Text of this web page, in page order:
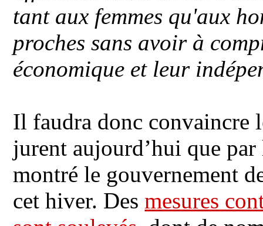
tant aux femmes qu'aux
proches sans avoir à
économique et leur
Il faudra donc convaincre
jurent aujourd’hui que
montré le gouvernement
cet hiver. Desmesures